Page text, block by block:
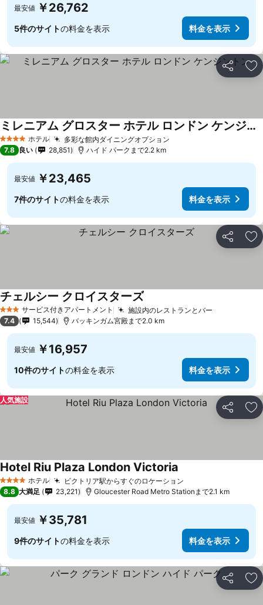
最安値 ￥26,762
5件のサイトの料金を表示 料金を表示
シェア お
4 ホテルのランク
ホテル 多彩な館内ダイニングオプション
ミレニアム グロスター ホテル ロンドン ケンジントン
7.8 良い 28,851 ハイド パークまで2.2 km
最安値 ￥23,465
7件のサイトの料金を表示 料金を表示
シェア お
3 ホテルのランク
サービス付きアパートメント 施設内のレストランとバー
チェルシー クロイスターズ
7.4 15,544 バッキンガム宮殿まで2.0 km
最安値 ￥16,957
10件のサイトの料金を表示 料金を表示
シェア お
人気施設
4 ホテルのランク
ホテル ビクトリア駅からすぐのロケーション
Hotel Riu Plaza London Victoria
8.8 大満足 23,221 Gloucester Road Metro Stationまで2.1 km
最安値 ￥35,781
9件のサイトの料金を表示 料金を表示
シェア お